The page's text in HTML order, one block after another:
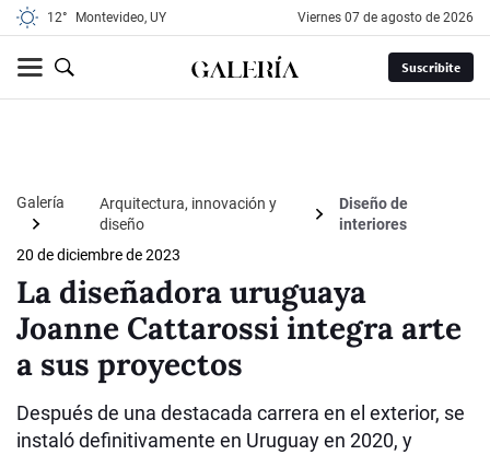
12° Montevideo, UY viernes 07 de agosto de 2026
Suscribite
Galería
Arquitectura, innovación y
diseño
Diseño de
interiores
20 de diciembre de 2023
La diseñadora uruguaya
Joanne Cattarossi integra arte
a sus proyectos
Después de una destacada carrera en el exterior, se
instaló definitivamente en Uruguay en 2020, y